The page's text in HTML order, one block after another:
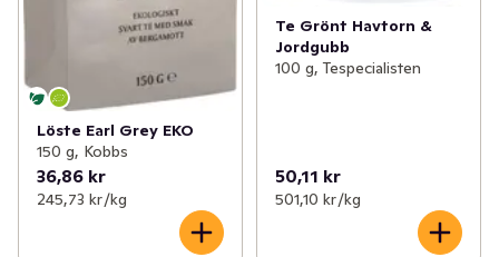
Löste Earl Grey EKO
150 g, Kobbs
36,86 kr
245,73 kr /kg
Te Grönt Havtorn &
Jordgubb
100 g, Tespecialisten
50,11 kr
501,10 kr /kg